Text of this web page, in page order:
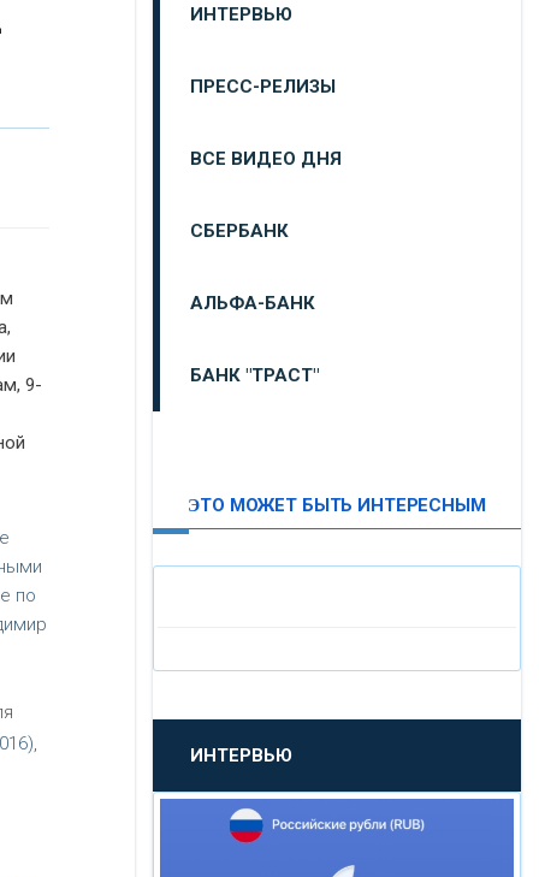
9-
по
ИНТЕРВЬЮ
ПРЕСС-РЕЛИЗЫ
ВСЕ ВИДЕО ДНЯ
СБЕРБАНК
АЛЬФА-БАНК
БАНК "ТРАСТ"
«ПРОМСВЯЗЬБАНК»
«НОВИКОМБАНК»
ЭТО МОЖЕТ БЫТЬ ИНТЕРЕСНЫМ
ИНТЕРВЬЮ